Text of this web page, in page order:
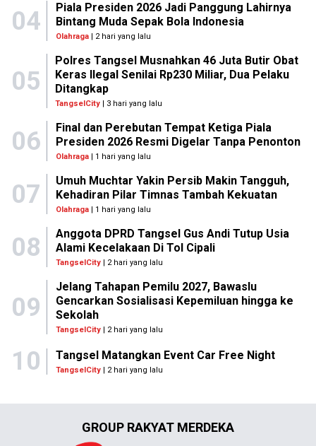
04
Piala Presiden 2026 Jadi Panggung Lahirnya
Bintang Muda Sepak Bola Indonesia
Olahraga| 2 hari yang lalu
05
Polres Tangsel Musnahkan 46 Juta Butir Obat
Keras Ilegal Senilai Rp230 Miliar, Dua Pelaku
Ditangkap
TangselCity | 3 hari yang lalu
06
Final dan Perebutan Tempat Ketiga Piala
Presiden 2026 Resmi Digelar Tanpa Penonton
Olahraga| 1 hari yang lalu
07
Umuh Muchtar Yakin Persib Makin Tangguh,
Kehadiran Pilar Timnas Tambah Kekuatan
Olahraga| 1 hari yang lalu
08
Anggota DPRD Tangsel Gus Andi Tutup Usia
Alami Kecelakaan Di Tol Cipali
TangselCity| 2 hari yang lalu
09
Jelang Tahapan Pemilu 2027, Bawaslu
Gencarkan Sosialisasi Kepemiluan hingga ke
Sekolah
TangselCity| 2 hari yang lalu
10 Tangsel Matangkan Event Car Free Night
TangselCity | 2 hari yang lalu
GROUP RAKYAT MERDEKA